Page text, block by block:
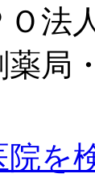
Ｏ法
薬局
院を